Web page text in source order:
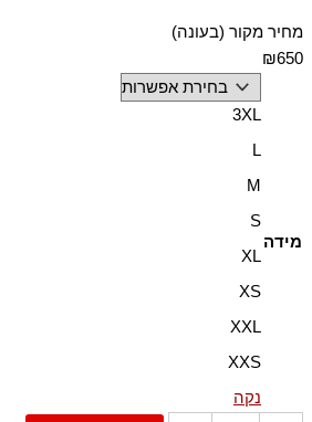
מחיר מקור (בעונה)
₪650
מידה
3XL
L
M
S
XL
XS
XXL
XXS
נקה